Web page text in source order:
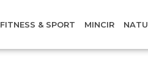
FITNESS & SPORT MINCIR